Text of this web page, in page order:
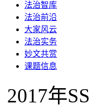
法治智库
法治前沿
大家风云
法治实务
妙文共赏
课题信息
2017年